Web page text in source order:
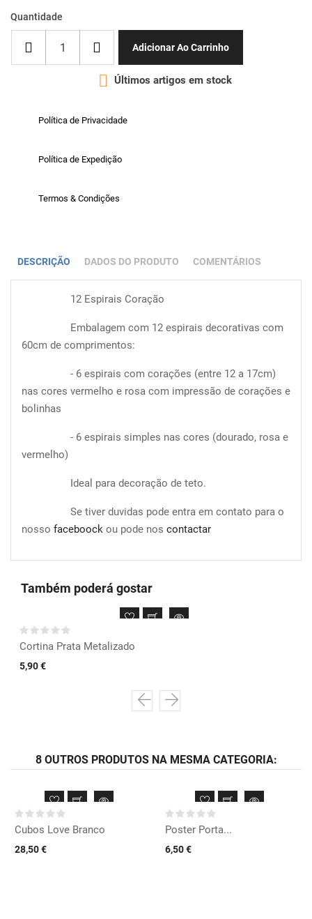
Quantidade
Adicionar Ao Carrinho
 Últimos artigos em stock
Política de Privacidade
Política de Expedição
Termos & Condições
DESCRIÇÃO DADOS DO PRODUTO COMENTÁRIOS
12 Espirais Coração
Embalagem com 12 espirais decorativas com
60cm de comprimentos:
- 6 espirais com corações (entre 12 a 17cm)
nas cores vermelho e rosa com impressão de corações e
bolinhas
- 6 espirais simples nas cores (dourado, rosa e
vermelho)
Ideal para decoração de teto.
Se tiver duvidas pode entra em contato para o
nosso faceboock ou pode nos contactar
Também poderá gostar
Cortina Prata Metalizado
5,90 €
8 OUTROS PRODUTOS NA MESMA CATEGORIA:
Cubos Love Branco
28,50 €
Poster Porta...
6,50 €